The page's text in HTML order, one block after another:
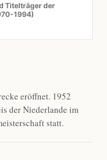
Titelträger der
1994)
eröffnet. 1952
der Niederlande im
statt.